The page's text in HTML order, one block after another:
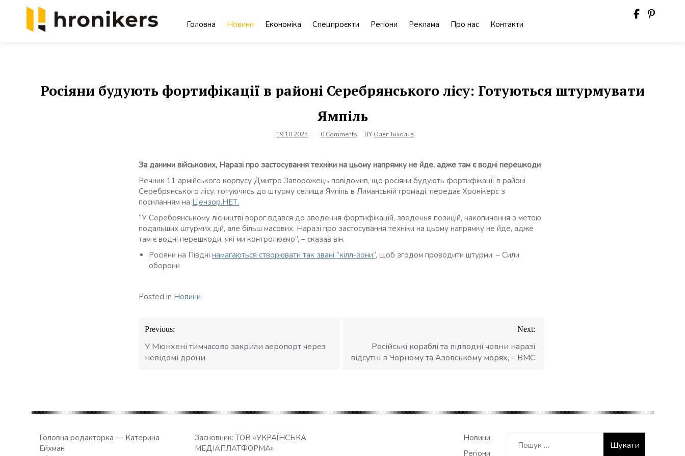
Головна Новини Економіка Спецпроєкти Регіони Реклама Про нас Контакти
Росіяни будують фортифікації в районі Серебрянського лісу: Готуються штурмувати
Ямпіль
19.10.2025 0 Comments BY Олег Тихолиз
За даними військових, Наразі про застосування техніки на цьому напрямку не йде, адже там є водні перешкоди
Речник 11 армійського корпусу Дмитро Запорожець повідомив, що росіяни будують фортифікації в районі
Серебрянського лісу, готуючись до штурму селища Ямпіль в Лиманській громаді, передає Хронікерс з
посиланням на Цензор.НЕТ.
“У Серебрянському лісництві ворог вдався до зведення фортифікацій, зведення позицій, накопичення з метою
подальших штурмих дій, але більш масових. Наразі про застосування техніки на цьому напрямку не йде, адже
там є водні перешкоди, які ми контролюємо”, – сказав він.
Росіяни на Півдні намагаються створювати так звані “кілл-зони”, щоб згодом проводити штурми, – Сили
оборони
Posted in Новини
Навігація
записів
Previous:
У Мюнхені тимчасово закрили аеропорт через
невідомі дрони
Next:
Російські кораблі та підводні човни наразі
відсутні в Чорному та Азовському морях, – ВМС
Головна редакторка — Катерина
Ейхман
Засновник: ТОВ «УКРАЇНСЬКА
МЕДІАПЛАТФОРМА»
Новини
Регіони